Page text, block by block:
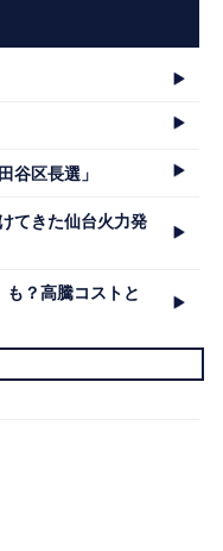
谷区長選」
てきた仙台火力発
？高騰コストと